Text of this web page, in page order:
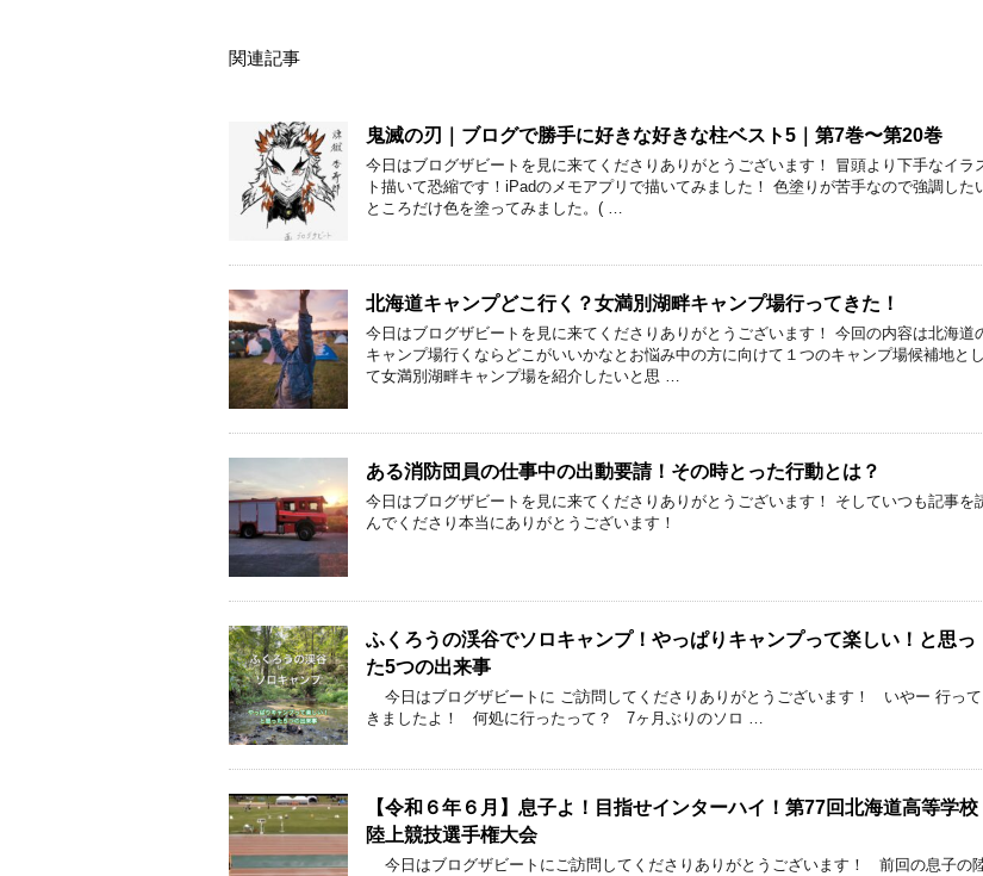
関連記事
鬼滅の刃｜ブログで勝手に好きな好きな柱ベスト5｜第7巻〜第20巻
今日はブログザビートを見に来てくださりありがとうございます！ 冒頭より下手なイラ
ト描いて恐縮です！iPadのメモアプリで描いてみました！ 色塗りが苦手なので強調した
ところだけ色を塗ってみました。( …
北海道キャンプどこ行く？女満別湖畔キャンプ場行ってきた！
今日はブログザビートを見に来てくださりありがとうございます！ 今回の内容は北海道
キャンプ場行くならどこがいいかなとお悩み中の方に向けて１つのキャンプ場候補地とし
て女満別湖畔キャンプ場を紹介したいと思 …
ある消防団員の仕事中の出動要請！その時とった行動とは？
今日はブログザビートを見に来てくださりありがとうございます！ そしていつも記事を
んでくださり本当にありがとうございます！
ふくろうの渓谷でソロキャンプ！やっぱりキャンプって楽しい！と思っ
た5つの出来事
今日はブログザビートに ご訪問してくださりありがとうございます！ いやー 行って
きましたよ！ 何処に行ったって？ 7ヶ月ぶりのソロ …
【令和６年６月】息子よ！目指せインターハイ！第77回北海道高等学校
陸上競技選手権大会
今日はブログザビートにご訪問してくださりありがとうございます！ 前回の息子の